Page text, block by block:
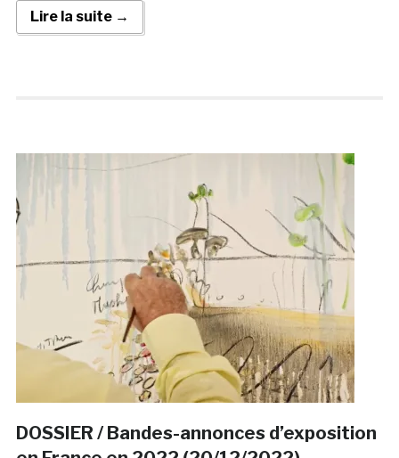
Lire la suite →
DOSSIER / Bandes-annonces d’exposition